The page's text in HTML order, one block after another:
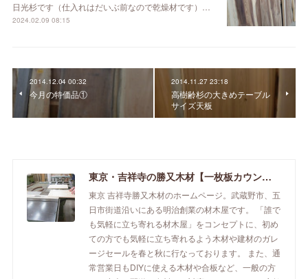
日光杉です（仕入れはだいぶ前なので乾燥材です）…
2024.02.09 08:15
2014.12.04 00:32
今月の特価品①
2014.11.27 23:18
高樹齢杉の大きめテーブル
サイズ天板
東京・吉祥寺の勝又木材【一枚板カウンター】
東京 吉祥寺勝又木材のホームページ。武蔵野市、五
日市街道沿いにある明治創業の材木屋です。 「誰で
も気軽に立ち寄れる材木屋」をコンセプトに、初め
ての方でも気軽に立ち寄れるよう木材や建材のガレ
ージセールを春と秋に行なっております。 また、通
常営業日もDIYに使える木材や合板など、一般の方